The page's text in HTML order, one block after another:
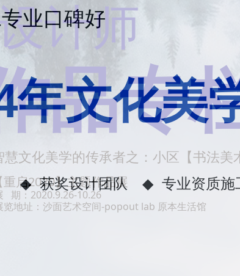
计师
专
慧文化美学的传承者之：小区【书法美
【重启2020】主题作品展
期：2020.9.26-10.26
览地址：沙面艺术空间-popout lab 原本生活馆